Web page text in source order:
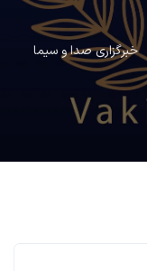
خبرگزاری صدا و سیما